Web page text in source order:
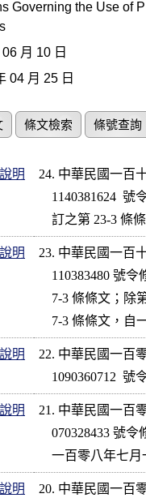
Governing the Use of
月 10 日
04 月 25 日
條文檢索 條號查詢
明
24. 中華民國一百
訂之第 23-3
明
23. 中華民國一百
明 22. 中華民國一百
明
21. 中華民國一百
明
20. 中華民國一百